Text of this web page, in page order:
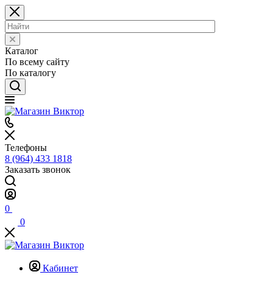
Каталог
По всему сайту
По каталогу
Телефоны
8 (964) 433 1818
Заказать звонок
0
0
Кабинет